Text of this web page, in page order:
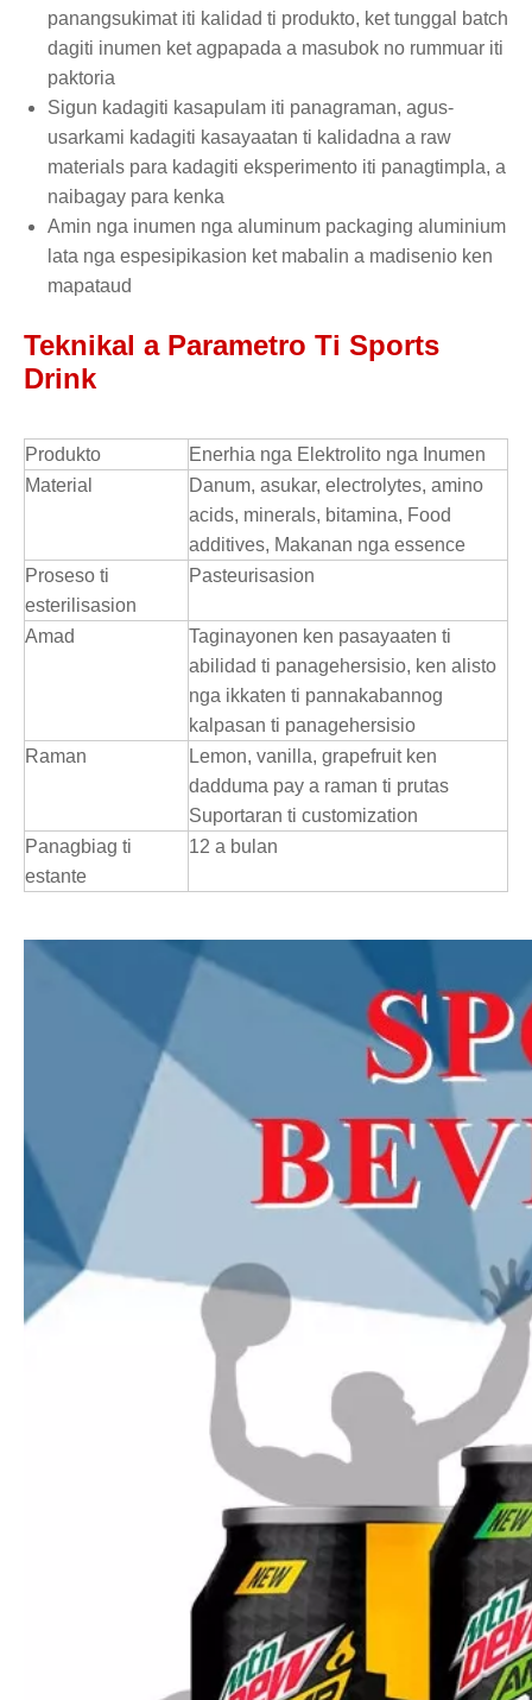
panangsukimat iti kalidad ti produkto, ket tunggal batch
dagiti inumen ket agpapada a masubok no rummuar iti
paktoria
Sigun kadagiti kasapulam iti panagraman, agus-
usarkami kadagiti kasayaatan ti kalidadna a raw
materials para kadagiti eksperimento iti panagtimpla, a
naibagay para kenka
Amin nga inumen nga aluminum packaging aluminium
lata nga espesipikasion ket mabalin a madisenio ken
mapataud
Teknikal a Parametro Ti Sports
Drink
Produkto
Enerhia nga Elektrolito nga Inumen
Material
Danum, asukar, electrolytes, amino
acids, minerals, bitamina, Food
additives, Makanan nga essence
Proseso ti
esterilisasion
Pasteurisasion
Amad
Taginayonen ken pasayaaten ti
abilidad ti panagehersisio, ken alisto
nga ikkaten ti pannakabannog
kalpasan ti panagehersisio
Raman
Lemon, vanilla, grapefruit ken
dadduma pay a raman ti prutas
Suportaran ti customization
Panagbiag ti
estante
12 a bulan